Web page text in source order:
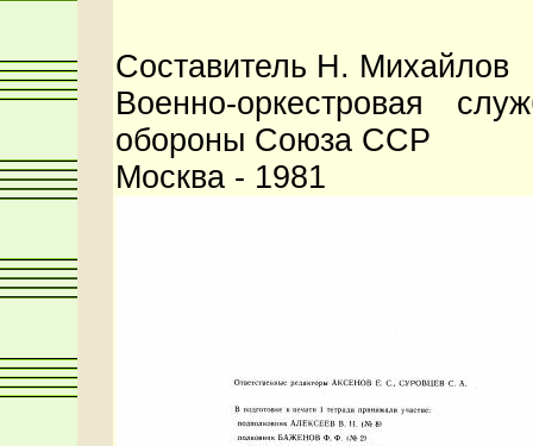
Составитель Н. Михайлов
Военно-оркестровая
обороны Союза ССР
Москва - 1981